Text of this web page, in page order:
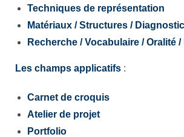
Techniques de représentation
Matériaux / Structures /
Recherche / Vocabulaire / Oralité
Les champs applicatifs :
Carnet de croquis
Atelier de projet
Portfolio